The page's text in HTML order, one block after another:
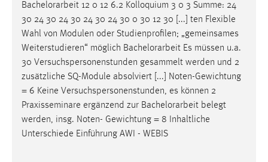
Bachelorarbeit 12 0 12 6.2 Kolloquium 3 0 3 Summe: 24
30 24 30 24 30 24 30 24 30 0 30 12 30 [...] ten Flexible
Wahl von Modulen oder Studienprofilen; „gemeinsames
Weiterstudieren“ möglich Bachelorarbeit Es müssen u.a.
30 Versuchspersonenstunden gesammelt werden und 2
zusätzliche SQ-Module absolviert [...] Noten-Gewichtung
= 6 Keine Versuchspersonenstunden, es können 2
Praxisseminare ergänzend zur Bachelorarbeit belegt
werden, insg. Noten- Gewichtung = 8 Inhaltliche
Unterschiede Einführung AWI - WEBIS